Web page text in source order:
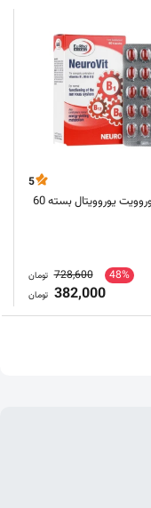
5
کپسول نوروویت یوروویتال بسته 60
48%
728,600 تومان
382,000 تومان